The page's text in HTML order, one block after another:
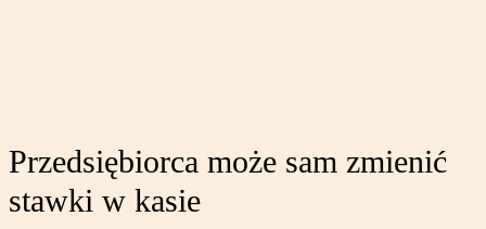
Przedsiębiorca może sam zmienić
stawki w kasie